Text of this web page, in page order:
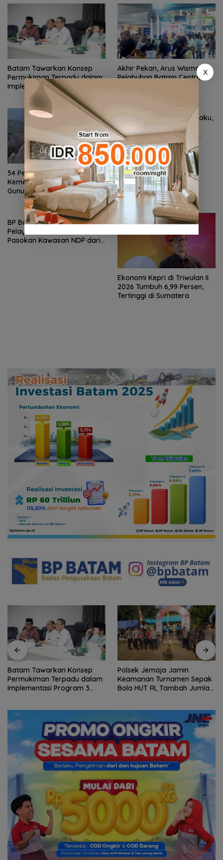
Batam Tawarkan Konsep
Permukiman Terpadu dalam
Implementasi Program 3
Juta Rumah
Akhir Pekan, Arus Wisman di
Pelabuhan Batam Centre
54 Pendaki Bawa Semangat
Kemerdekaan ke Puncak
Gunung Ranai, Merah Putih
Berkibar di Atas Natuna
Perkuat Ketahanan Air Baku,
BP Batam Gandeng Mc
Dermott Tanam Bambu
Betung di Bendungan Sei
Nongsa
BP Batam Optimalkan
Pelayanan Air Bersih,
Pasokan Kawasan NDP dari
Ekonomi Kepri di Triwulan II
2026 Tumbuh 6,99 Persen,
Tertinggi di Sumatera
Batam Tawarkan Konsep
Permukiman Terpadu dalam
Implementasi Program 3
Polsek Jemaja Jamin
Keamanan Turnamen Sepak
Bola HUT RI, Tambah Jumlah
X